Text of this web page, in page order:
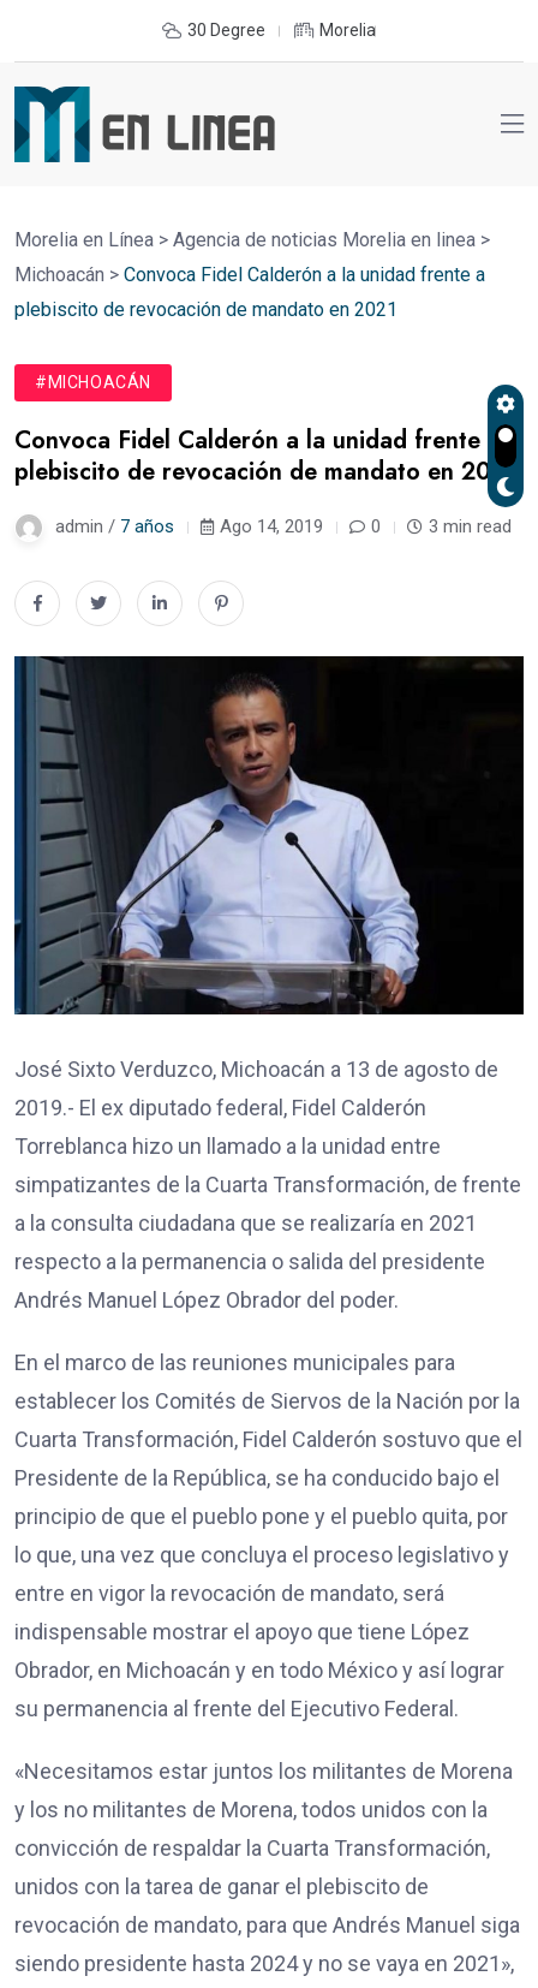
30 Degree Morelia
Morelia en Línea > Agencia de noticias Morelia en linea >
Michoacán > Convoca Fidel Calderón a la unidad frente a
plebiscito de revocación de mandato en 2021
#MICHOACÁN
Convoca Fidel Calderón a la unidad frente a
plebiscito de revocación de mandato en 2021
admin / 7 años Ago 14, 2019 0 3 min read
José Sixto Verduzco, Michoacán a 13 de agosto de
2019.- El ex diputado federal, Fidel Calderón
Torreblanca hizo un llamado a la unidad entre
simpatizantes de la Cuarta Transformación, de frente
a la consulta ciudadana que se realizaría en 2021
respecto a la permanencia o salida del presidente
Andrés Manuel López Obrador del poder.
En el marco de las reuniones municipales para
establecer los Comités de Siervos de la Nación por la
Cuarta Transformación, Fidel Calderón sostuvo que el
Presidente de la República, se ha conducido bajo el
principio de que el pueblo pone y el pueblo quita, por
lo que, una vez que concluya el proceso legislativo y
entre en vigor la revocación de mandato, será
indispensable mostrar el apoyo que tiene López
Obrador, en Michoacán y en todo México y así lograr
su permanencia al frente del Ejecutivo Federal.
«Necesitamos estar juntos los militantes de Morena
y los no militantes de Morena, todos unidos con la
convicción de respaldar la Cuarta Transformación,
unidos con la tarea de ganar el plebiscito de
revocación de mandato, para que Andrés Manuel siga
siendo presidente hasta 2024 y no se vaya en 2021»,